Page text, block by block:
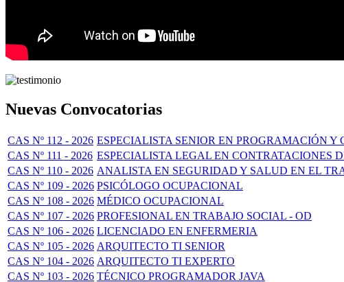
Nuevas Convocatorias
CAS Nº 112 - 2026 ESPECIALISTA SENIOR EN PROGRAMACIÓN Y
CAS Nº 111 - 2026 ESPECIALISTA LEGAL EN CONTRATACIONES
CAS Nº 110 - 2026 ANALISTA EN SEGURIDAD Y SALUD EN EL
CAS Nº 109 - 2026 PSICÓLOGO OCUPACIONAL
CAS Nº 108 - 2026 MÉDICO OCUPACIONAL
CAS Nº 107 - 2026 PROFESIONAL EN TRABAJO SOCIAL - OD
CAS Nº 106 - 2026 LICENCIADO EN ENFERMERIA
CAS Nº 105 - 2026 ARQUITECTO TI SENIOR
CAS Nº 104 - 2026 ARQUITECTO TI EXPERTO
CAS Nº 103 - 2026 TÉCNICO PROGRAMADOR JAVA